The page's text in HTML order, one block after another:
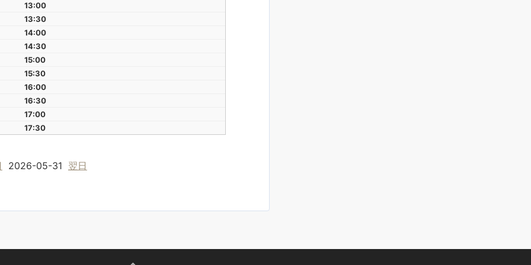
13:00
13:30
14:00
14:30
15:00
15:30
16:00
16:30
17:00
17:30
2026-05-31 翌日